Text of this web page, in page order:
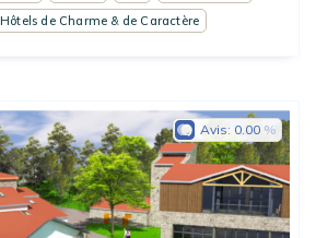
Hôtels de Charme & de Caractère
Avis: 0.00